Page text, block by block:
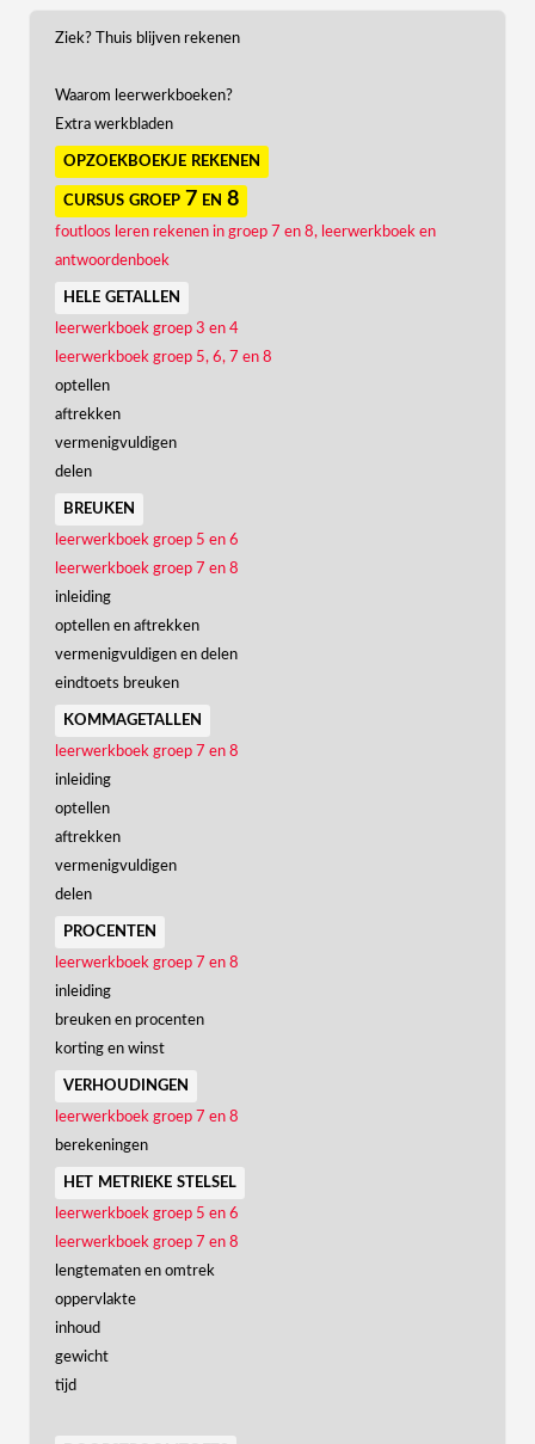
Ziek? Thuis blijven rekenen
Waarom leerwerkboeken?
Extra werkbladen
opzoekboekje rekenen
cursus groep 7 en 8
foutloos leren rekenen in groep 7 en 8, leerwerkboek en
antwoordenboek
hele getallen
leerwerkboek groep 3 en 4
leerwerkboek groep 5, 6, 7 en 8
optellen
aftrekken
vermenigvuldigen
delen
breuken
leerwerkboek groep 5 en 6
leerwerkboek groep 7 en 8
inleiding
optellen en aftrekken
vermenigvuldigen en delen
eindtoets breuken
kommagetallen
leerwerkboek groep 7 en 8
inleiding
optellen
aftrekken
vermenigvuldigen
delen
procenten
leerwerkboek groep 7 en 8
inleiding
breuken en procenten
korting en winst
verhoudingen
leerwerkboek groep 7 en 8
berekeningen
het metrieke stelsel
leerwerkboek groep 5 en 6
leerwerkboek groep 7 en 8
lengtematen en omtrek
oppervlakte
inhoud
gewicht
tijd